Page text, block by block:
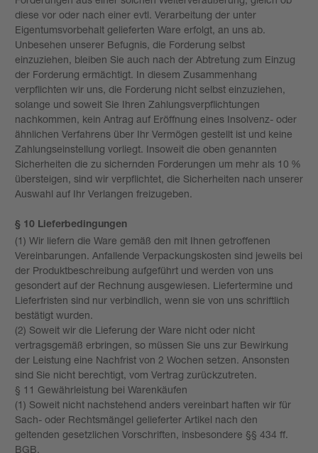
diese vor oder nach einer evtl. Verarbeitung der unter
Eigentumsvorbehalt gelieferten Ware erfolgt, an uns ab.
Unbesehen unserer Befugnis, die Forderung selbst
einzuziehen, bleiben Sie auch nach der Abtretung zum Einzug
der Forderung ermächtigt. In diesem Zusammenhang
verpflichten wir uns, die Forderung nicht selbst einzuziehen,
solange und soweit Sie Ihren Zahlungs­verpflichtungen
nachkommen, kein Antrag auf Eröffnung eines Insolvenz- oder
ähnlichen Verfahrens über Ihr Vermögen gestellt ist und keine
Zahlungseinstellung vorliegt. Insoweit die oben genannten
Sicherheiten die zu sichernden Forderungen um mehr als 10 %
übersteigen, sind wir verpflichtet, die Sicherheiten nach unserer
Auswahl auf Ihr Verlangen freizugeben.
§ 10 Lieferbedingungen
(1) Wir liefern die Ware gemäß den mit Ihnen getroffenen
Vereinbarungen. Anfallende Verpackungskosten sind jeweils bei
der Produktbeschreibung aufgeführt und werden von uns
gesondert auf der Rechnung ausgewiesen. Liefertermine und
Lieferfristen sind nur verbindlich, wenn sie von uns schriftlich
bestätigt wurden.
(2) Soweit wir die Lieferung der Ware nicht oder nicht
vertragsgemäß erbringen, so müssen Sie uns zur Bewirkung
der Leistung eine Nachfrist von 2 Wochen setzen. Ansonsten
sind Sie nicht berechtigt, vom Vertrag zurückzutreten.
§ 11 Gewährleistung bei Warenkäufen
(1) Soweit nicht nachstehend anders vereinbart haften wir für
Sach- oder Rechtsmängel gelieferter Artikel nach den
geltenden gesetzlichen Vorschriften, insbesondere §§ 434 ff.
BGB.